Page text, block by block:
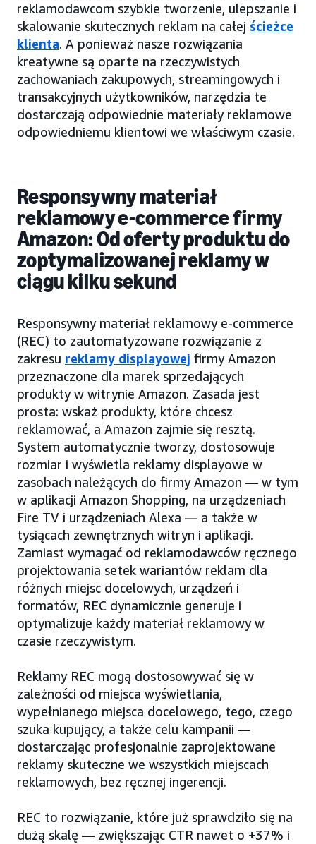
reklamodawcom szybkie tworzenie, ulepszanie i
skalowanie skutecznych reklam na całej ścieżce
klienta. A ponieważ nasze rozwiązania
kreatywne są oparte na rzeczywistych
zachowaniach zakupowych, streamingowych i
transakcyjnych użytkowników, narzędzia te
dostarczają odpowiednie materiały reklamowe
odpowiedniemu klientowi we właściwym czasie.
Responsywny materiał
reklamowy e-commerce firmy
Amazon: Od oferty produktu do
zoptymalizowanej reklamy w
ciągu kilku sekund
Responsywny materiał reklamowy e-commerce
(REC) to zautomatyzowane rozwiązanie z
zakresu reklamy displayowej firmy Amazon
przeznaczone dla marek sprzedających
produkty w witrynie Amazon. Zasada jest
prosta: wskaż produkty, które chcesz
reklamować, a Amazon zajmie się resztą.
System automatycznie tworzy, dostosowuje
rozmiar i wyświetla reklamy displayowe w
zasobach należących do firmy Amazon — w tym
w aplikacji Amazon Shopping, na urządzeniach
Fire TV i urządzeniach Alexa — a także w
tysiącach zewnętrznych witryn i aplikacji.
Zamiast wymagać od reklamodawców ręcznego
projektowania setek wariantów reklam dla
różnych miejsc docelowych, urządzeń i
formatów, REC dynamicznie generuje i
optymalizuje każdy materiał reklamowy w
czasie rzeczywistym.
Reklamy REC mogą dostosowywać się w
zależności od miejsca wyświetlania,
wypełnianego miejsca docelowego, tego, czego
szuka kupujący, a także celu kampanii —
dostarczając profesjonalnie zaprojektowane
reklamy skuteczne we wszystkich miejscach
reklamowych, bez ręcznej ingerencji.
REC to rozwiązanie, które już sprawdziło się na
dużą skalę — zwiększając CTR nawet o +37% i